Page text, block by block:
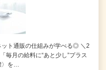
ト通販の仕組みが学べる◎ ＼2
毎月の給料に“あと少し”プラス
〉を…